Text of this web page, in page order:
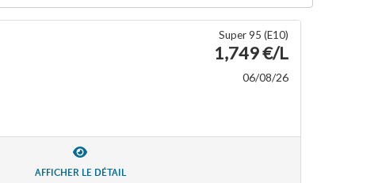
Super 95 (E10)
1,749 €/L
06/08/26
AFFICHER LE DÉTAIL